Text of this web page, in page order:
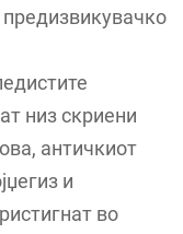
низ скриени
античкиот
и
во